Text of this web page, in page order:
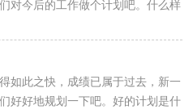
对今后的工作做个计划吧。什么样
帮大家整理的客服...
如此之快，成绩已属于过去，新一
好好地规划一下吧。好的计划是什